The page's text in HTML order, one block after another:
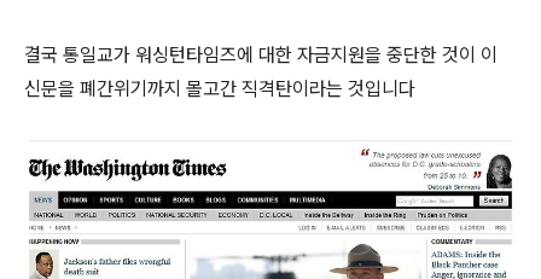
결국 통일교가 워싱턴타임즈에 대한 자금지원을 중단한 것이 이
신문을 폐간위기까지 몰고간 직격탄이라는 것입니다